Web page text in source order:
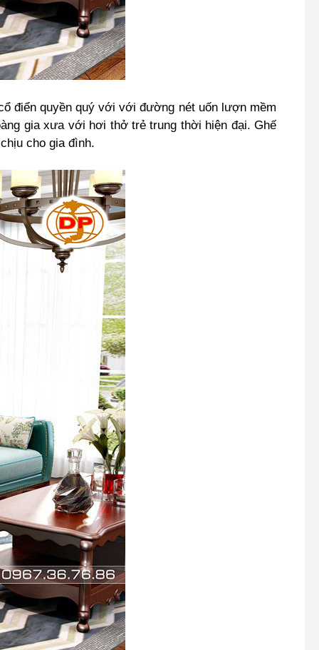
điển quyền quý với với đường nét uốn lượn mềm
gia xưa với hơi thở trẻ trung thời hiện đại. Ghế
cho gia đình.